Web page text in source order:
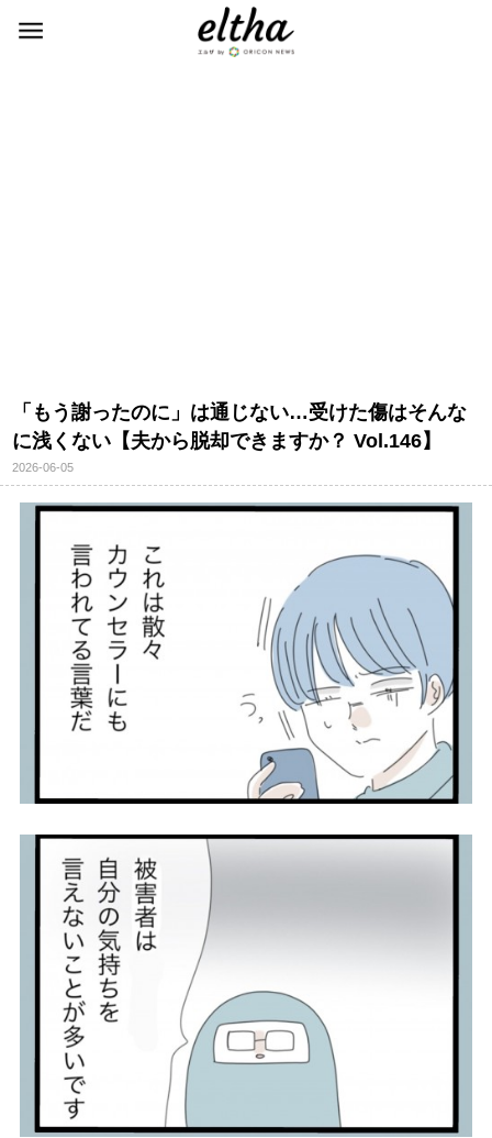
「もう謝ったのに」は通じない…受けた傷はそんな
に浅くない【夫から脱却できますか？ Vol.146】
2026-06-05